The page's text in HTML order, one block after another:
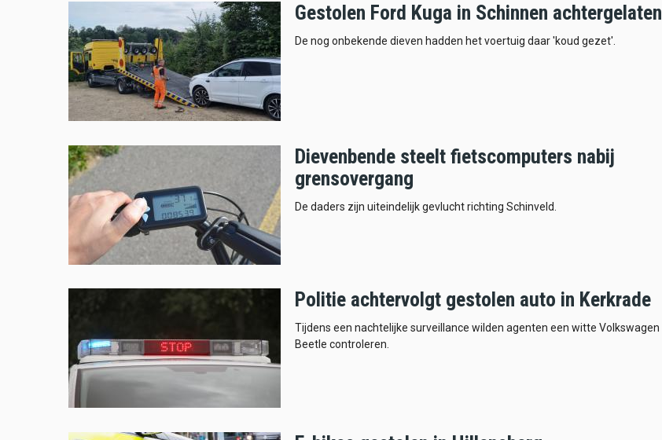
Gestolen Ford Kuga in Schinnen achtergelaten
De nog onbekende dieven hadden het voertuig daar 'koud gezet'.
Dievenbende steelt fietscomputers nabij
grensovergang
De daders zijn uiteindelijk gevlucht richting Schinveld.
Politie achtervolgt gestolen auto in Kerkrade
Tijdens een nachtelijke surveillance wilden agenten een witte Volkswagen
Beetle controleren.